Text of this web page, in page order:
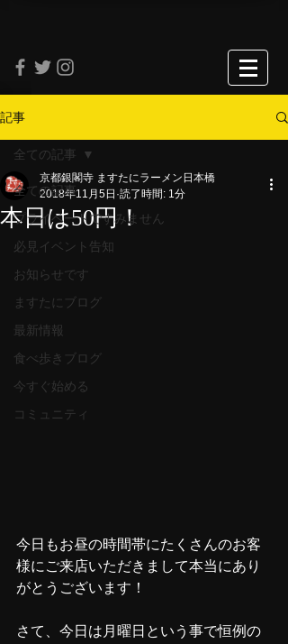
記事
全ての記事
プライベートですみません
必見イベント告知
お知らせです
ますたにブログ
最新情報
食べ歩きブログ
今すぐ始める
コミュニティ
全ての記事
本日は50円！
京都銀閣寺 ますたにラーメン日本橋
2018年11月5日 読了時間: 1分
今日もお昼の時間帯にたくさんのお客
様にご来店いただきまして本当にあり
がとうございます！
さて、今日は月曜日という事で恒例の